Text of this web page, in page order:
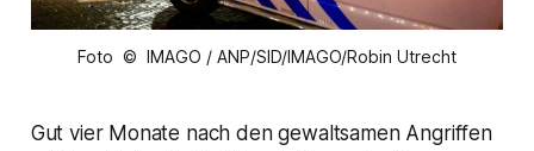
Foto © IMAGO / ANP/SID/IMAGO/Robin Utrecht
Gut vier Monate nach den gewaltsamen Angriffen